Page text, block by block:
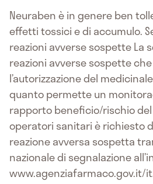
Neuraben è in genere ben
effetti tossici e di accumulo.
reazioni avverse sospette La
reazioni avverse sospette
l’autorizzazione del
quanto permette un
rapporto beneficio/rischio del
operatori sanitari è richiesto
reazione avversa sospetta
nazionale di segnalazione
www.agenziafarmaco.gov.it/